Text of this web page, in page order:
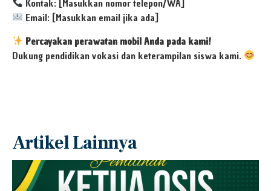
Kontak: [Masukkan nomor telepon/WA]
Email: [Masukkan email jika ada]
Percayakan perawatan mobil Anda pada kami!
Dukung pendidikan vokasi dan keterampilan siswa kami.
Artikel Lainnya